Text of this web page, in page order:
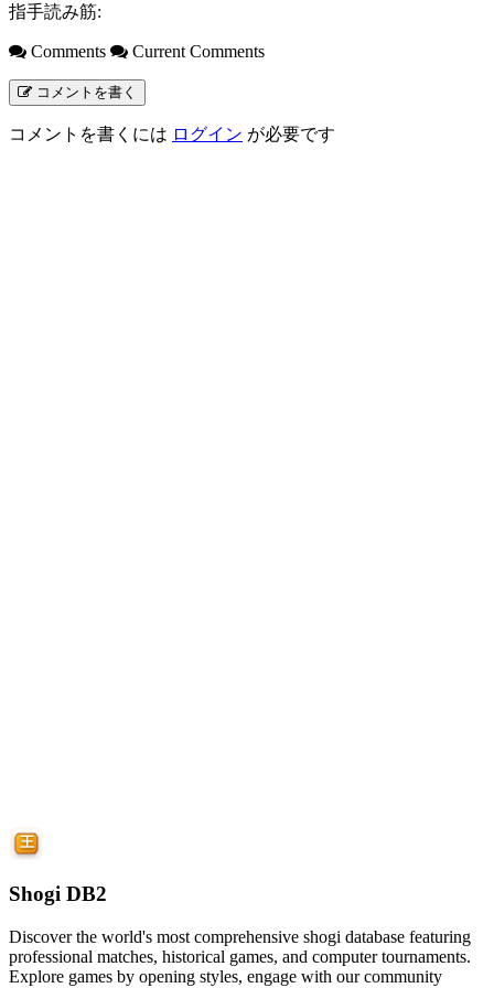
指手読み筋:
Comments Current Comments
コメントを書く
コメントを書くには ログイン が必要です
Shogi DB2
Discover the world's most comprehensive shogi database featuring
professional matches, historical games, and computer tournaments.
Explore games by opening styles, engage with our community